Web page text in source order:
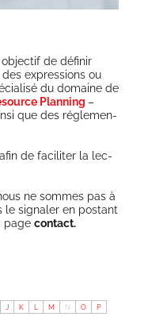
de défi­nir
expres­sions ou
du domaine de
Plan­ning –
que des régle­men­
afin de faci­li­ter la lec­
ne sommes pas à
le signa­ler en pos­tant
page contact.
J K L M N O
P